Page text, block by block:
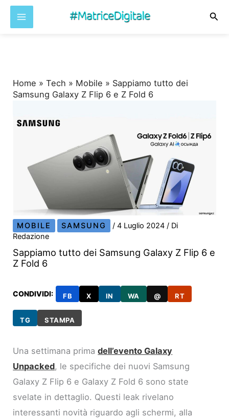
Home »Tech » Mobile » Sappiamo tutto dei
Samsung Galaxy Z Flip 6 e Z Fold 6
MOBILE SAMSUNG /4 Luglio 2024/ Di
Redazione
Sappiamo tutto dei Samsung Galaxy Z Flip 6 e
Z Fold 6
CONDIVIDI: FB X IN WA @ RT
TG STAMPA
Una settimana primadell’evento Galaxy
Unpacked, le specifiche dei nuovi Samsung
Galaxy Z Flip 6 e Galaxy Z Fold 6 sono state
svelate in dettaglio. Questi leak rivelano
interessanti novità riguardo agli schermi, alla